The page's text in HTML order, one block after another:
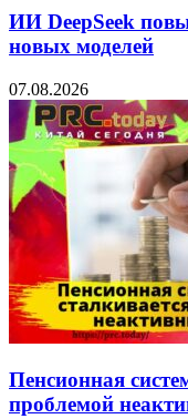
ИИ DeepSeek
новых моделей
07.08.2026
Пенсионная
проблемой